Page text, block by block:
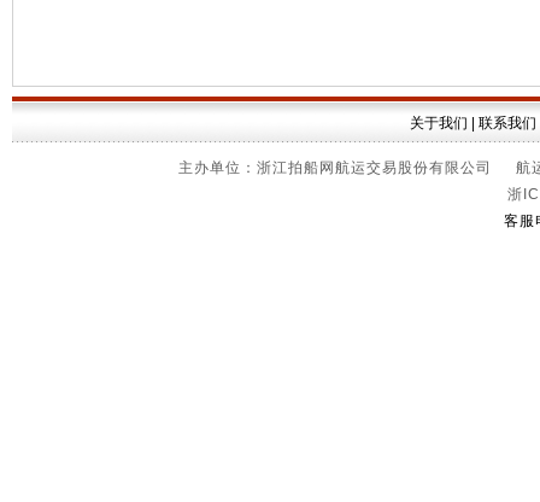
关于我们 联系我们
主办单位：浙江拍船网航运交易股份有限公司
浙
客服